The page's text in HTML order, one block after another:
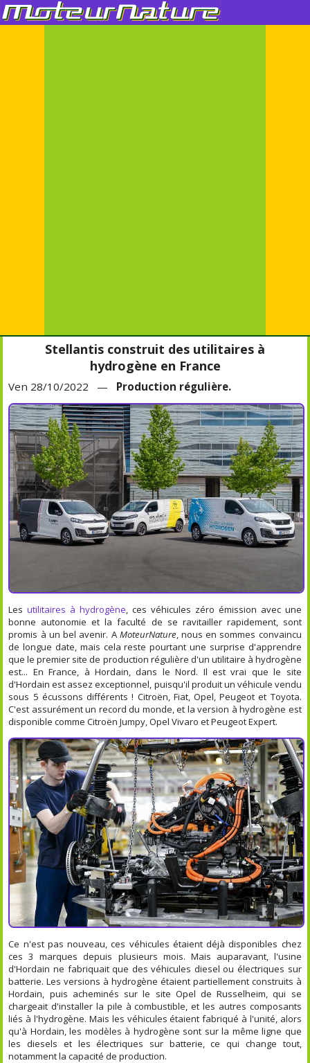
Stellantis construit des utilitaires à
hydrogène en France
Ven 28/10/2022 — Production régulière.
Lesutilitaires à hydrogène, ces véhicules zéro émission avec une
bonne autonomie et la faculté de se ravitailler rapidement, sont
promis à un bel avenir. A MoteurNature, nous en sommes convaincu
de longue date, mais cela reste pourtant une surprise d'apprendre
que le premier site de production régulière d'un utilitaire à hydrogène
est... En France, à Hordain, dans le Nord. Il est vrai que le site
d'Hordain est assez exceptionnel, puisqu'il produit un véhicule vendu
sous 5 écussons différents ! Citroën, Fiat, Opel, Peugeot et Toyota.
C'est assurément un record du monde, et la version à hydrogène est
disponible comme Citroën Jumpy, Opel Vivaro et Peugeot Expert.
Ce n'est pas nouveau, ces véhicules étaient déjà disponibles chez
ces 3 marques depuis plusieurs mois. Mais auparavant, l'usine
d'Hordain ne fabriquait que des véhicules diesel ou électriques sur
batterie. Les versions à hydrogène étaient partiellement construits à
Hordain, puis acheminés sur le site Opel de Russelheim, qui se
chargeait d'installer la pile à combustible, et les autres composants
liés à l'hydrogène. Mais les véhicules étaient fabriqué à l'unité, alors
qu'à Hordain, les modèles à hydrogène sont sur la même ligne que
les diesels et les électriques sur batterie, ce qui change tout,
notamment la capacité de production.